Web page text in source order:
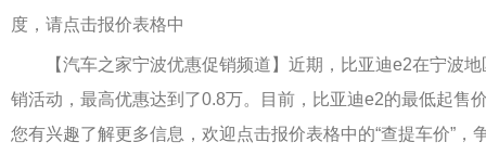
度，请点击报价表格中
【汽车之家宁波优惠促销频道】近期，比亚迪e2在宁波地
销活动，最高优惠达到了0.8万。目前，比亚迪e2的最低起售
您有兴趣了解更多信息，欢迎点击报价表格中的“查提车价”，